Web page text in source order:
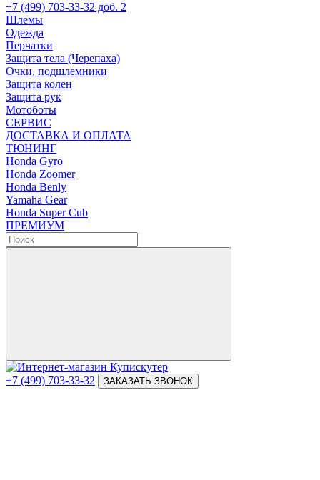
+7 (499) 703-33-32 доб. 2
Шлемы
Одежда
Перчатки
Защита тела (Черепаха)
Очки, подшлемники
Защита колен
Защита рук
Мотоботы
СЕРВИС
ДОСТАВКА И ОПЛАТА
ТЮНИНГ
Honda Gyro
Honda Zoomer
Honda Benly
Yamaha Gear
Honda Super Cub
ПРЕМИУМ
+7 (499) 703-33-32 ЗАКАЗАТЬ ЗВОНОК